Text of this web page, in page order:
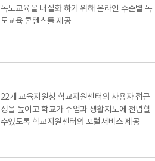
독도교육을 내실화 하기 위해 온라인 수준별 독
도교육 콘텐츠를 제공
22개 교육지원청 학교지원센터의 사용자 접근
성을 높이고 학교가 수업과 생활지도에 전념할
수있도록 학교지원센터의 포털서비스 제공